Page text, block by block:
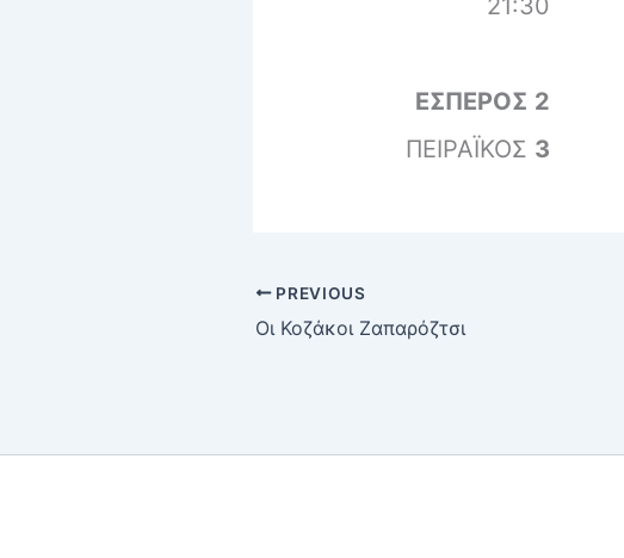
21:30
ΕΣΠΕΡΟΣ 2
ΠΕΙΡΑΪΚΟΣ 3
PREVIOUS
Οι Κοζάκοι Ζαπαρόζτσι